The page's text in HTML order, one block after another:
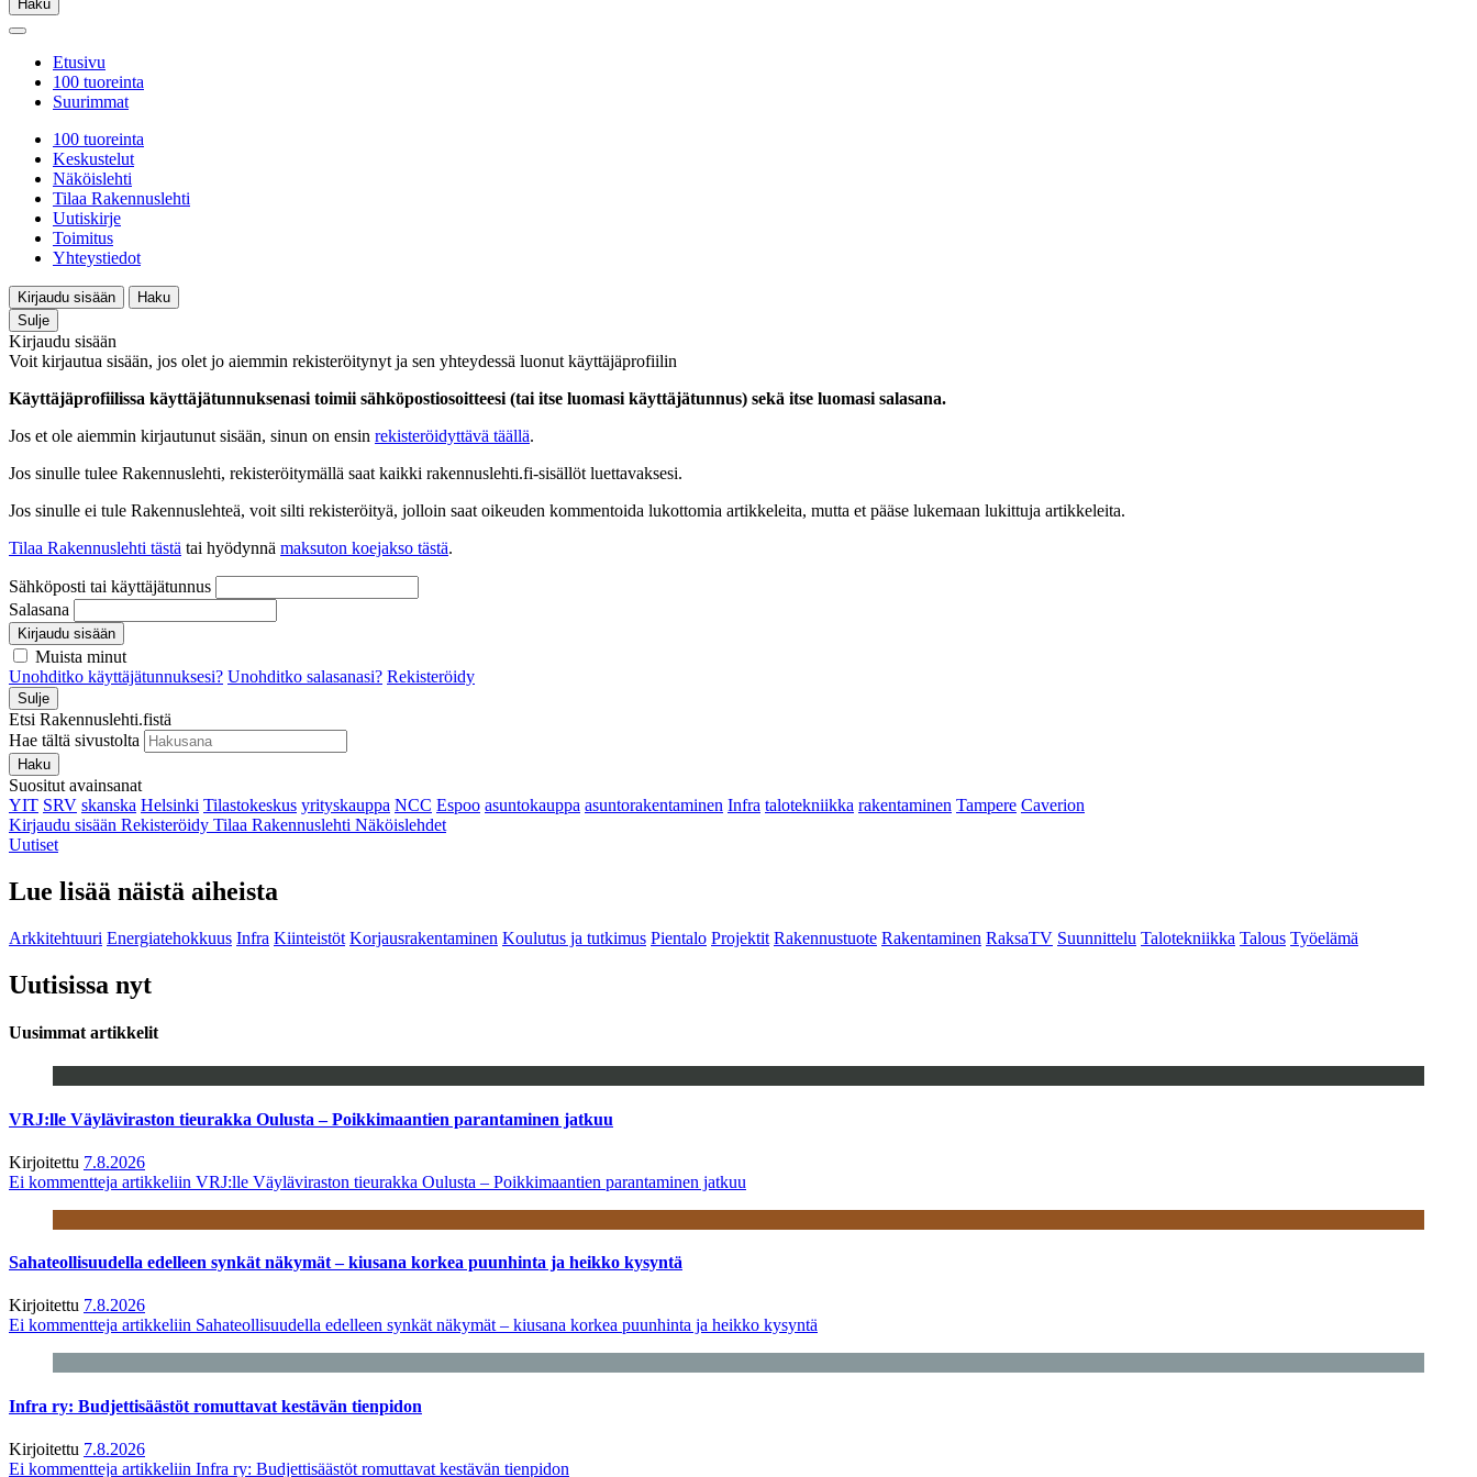
Haku
Etusivu
100 tuoreinta
Suurimmat
100 tuoreinta
Keskustelut
Näköislehti
Tilaa Rakennuslehti
Uutiskirje
Toimitus
Yhteystiedot
Kirjaudu sisään
Haku
Sulje
Kirjaudu sisään
Voit kirjautua sisään, jos olet jo aiemmin rekisteröitynyt ja sen yhteydessä luonut käyttäjäprofiilin
Käyttäjäprofiilissa käyttäjätunnuksenasi toimii sähköpostiosoitteesi (tai itse luomasi käyttäjätunnus) sekä itse luomasi salasana.
Jos et ole aiemmin kirjautunut sisään, sinun on ensin rekisteröidyttävä täällä.
Jos sinulle tulee Rakennuslehti, rekisteröitymällä saat kaikki rakennuslehti.fi-sisällöt luettavaksesi.
Jos sinulle ei tule Rakennuslehteä, voit silti rekisteröityä, jolloin saat oikeuden kommentoida lukottomia artikkeleita, mutta et pääse lukemaan lukittuja artikkeleita.
Tilaa Rakennuslehti tästä tai hyödynnä maksuton koejakso tästä.
Sähköposti tai käyttäjätunnus
Salasana
Kirjaudu sisään
Muista minut
Unohditko käyttäjätunnuksesi? Unohditko salasanasi? Rekisteröidy
Sulje
Etsi Rakennuslehti.fistä
Hae tältä sivustolta
Haku
Suositut avainsanat
YIT SRV skanska Helsinki Tilastokeskus yrityskauppa NCC Espoo asuntokauppa asuntorakentaminen Infra talotekniikka rakentaminen Tampere Caverion
Kirjaudu sisään Rekisteröidy Tilaa Rakennuslehti Näköislehdet
Uutiset
Lue lisää näistä aiheista
Arkkitehtuuri Energiatehokkuus Infra Kiinteistöt Korjausrakentaminen Koulutus ja tutkimus Pientalo Projektit Rakennustuote Rakentaminen RaksaTV Suunnittelu Talotekniikka Talous Työelämä
Uutisissa nyt
Uusimmat artikkelit
VRJ:lle Väyläviraston tieurakka Oulusta – Poikkimaantien parantaminen jatkuu
Kirjoitettu 7.8.2026
Ei kommentteja artikkeliin VRJ:lle Väyläviraston tieurakka Oulusta – Poikkimaantien parantaminen jatkuu
Sahateollisuudella edelleen synkät näkymät – kiusana korkea puunhinta ja heikko kysyntä
Kirjoitettu 7.8.2026
Ei kommentteja artikkeliin Sahateollisuudella edelleen synkät näkymät – kiusana korkea puunhinta ja heikko kysyntä
Infra ry: Budjettisäästöt romuttavat kestävän tienpidon
Kirjoitettu 7.8.2026
Ei kommentteja artikkeliin Infra ry: Budjettisäästöt romuttavat kestävän tienpidon